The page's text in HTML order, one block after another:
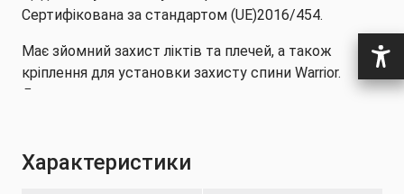
Сертифікована за стандартом (UE)2016/454.
Має зйомний захист ліктів та плечей, а також
кріплення для установки захисту спини Warrior.
Для зручного користування курточка оснащена
На рукавах і талії використані зручні, широкі
манжети. Для більшого комфорту в куртку вшита
Характеристики